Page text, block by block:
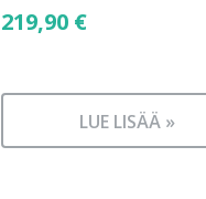
219,90 €
LUE LISÄÄ »